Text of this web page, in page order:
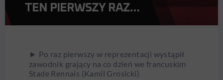
TEN PIERWSZY RAZ…
► Po raz pierwszy w reprezentacji wystąpił
zawodnik grający na co dzień we francuskim
Stade Rennais (Kamil Grosicki)